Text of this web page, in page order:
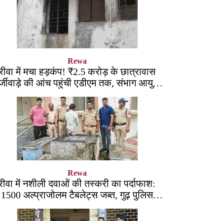
Rewa
में मचा हड़कंप! ₹2.5 करोड़ के छात्रावास
की आंच पहुंची एडीएम तक, संभाग आयुक्त
को भेजा एक्शन लेटर
Rewa
में नशीली दवाओं की तस्करी का पर्दाफाश:
1500 अल्प्राजोलम टैबलेट्स जब्त, गुढ़ पुलिस
खंगाल रही सप्लाई चेन